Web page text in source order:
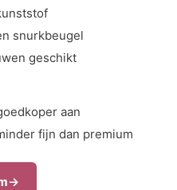
snurkbeugel
geschikt
aan
fijn dan premium